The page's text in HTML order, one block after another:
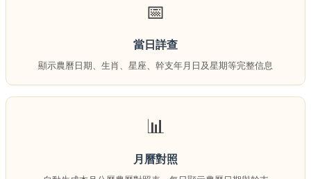
📅
當日詳查
顯示農曆日期、生肖、星座、幹支年月日及星期等完整信息
📊
月曆對照